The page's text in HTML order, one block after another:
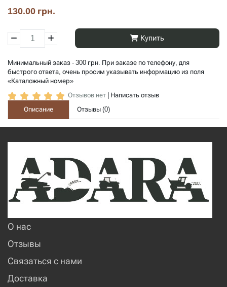
130.00 грн.
Купить
Минимальный заказ - 300 грн. При заказе по телефону, для
быстрого ответа, очень просим указывать информацию из поля
«Каталожный номер»
Отзывов нет
Написать отзыв
Описание
Отзывы (0)
О нас
Отзывы
Связаться с нами
Доставка